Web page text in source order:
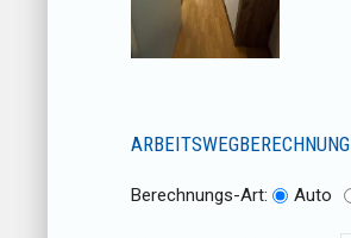
ARBEITSWEGBERECHNUNG
Berechnungs-Art: Auto